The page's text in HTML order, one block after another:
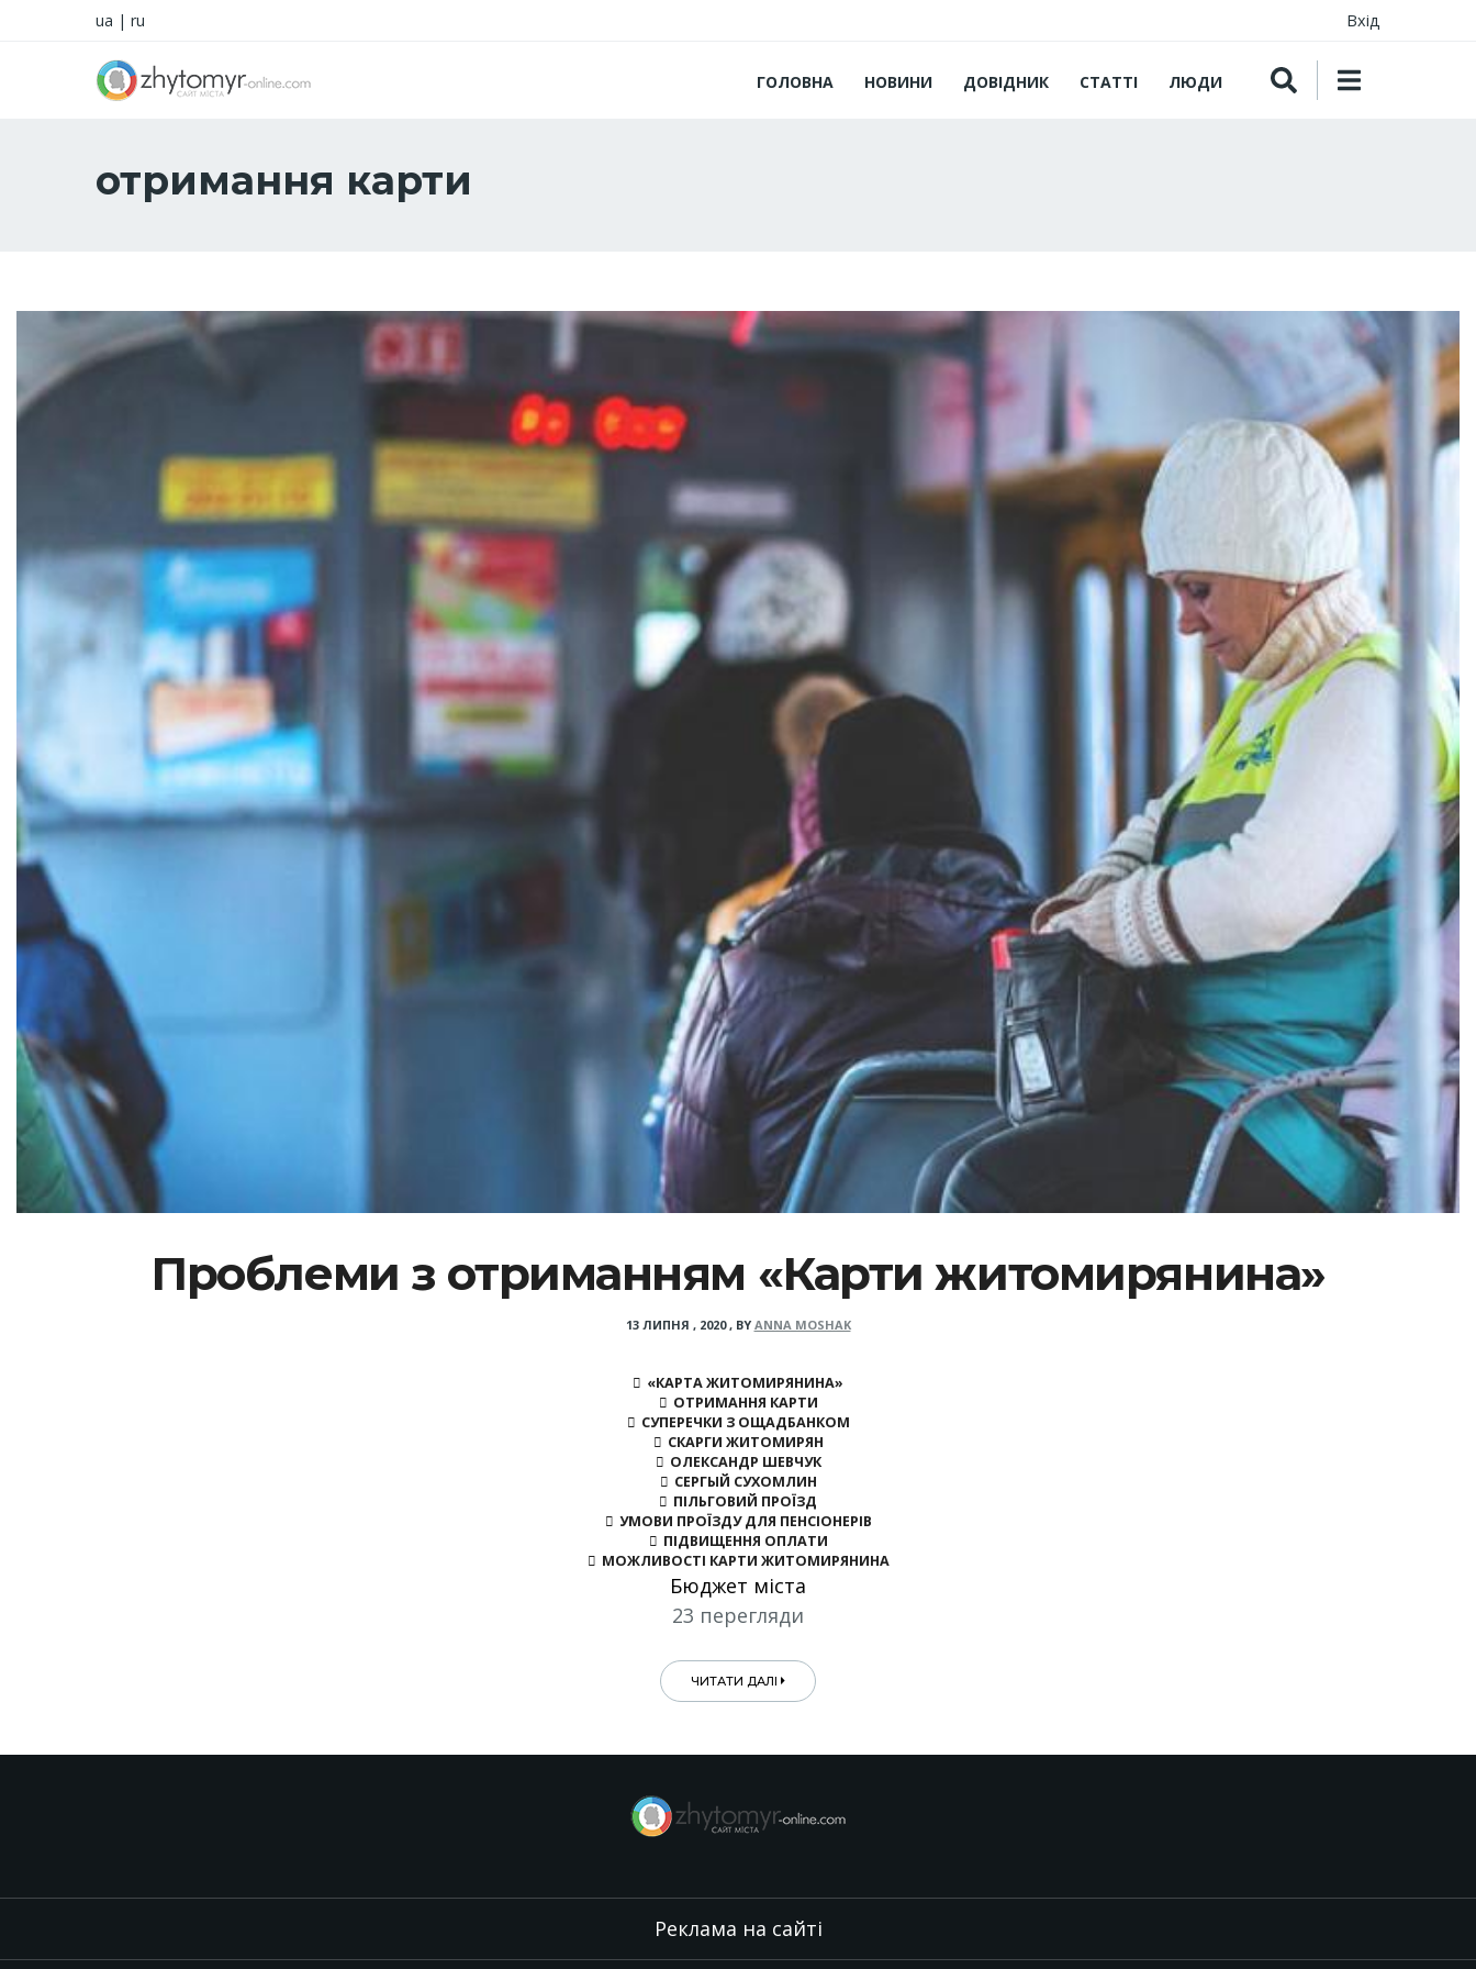
ua | ru Вхід
ГОЛОВНА НОВИНИ ДОВІДНИК СТАТТІ ЛЮДИ
отримання карти
Проблеми з отриманням «Карти житомирянина»
13 ЛИПНЯ , 2020, BY ANNA MOSHAK
«КАРТА ЖИТОМИРЯНИНА»
ОТРИМАННЯ КАРТИ
СУПЕРЕЧКИ З ОЩАДБАНКОМ
СКАРГИ ЖИТОМИРЯН
ОЛЕКСАНДР ШЕВЧУК
СЕРГЫЙ СУХОМЛИН
ПІЛЬГОВИЙ ПРОЇЗД
УМОВИ ПРОЇЗДУ ДЛЯ ПЕНСІОНЕРІВ
ПІДВИЩЕННЯ ОПЛАТИ
МОЖЛИВОСТІ КАРТИ ЖИТОМИРЯНИНА
Бюджет міста
23 перегляди
ЧИТАТИ ДАЛІ
Реклама на сайті